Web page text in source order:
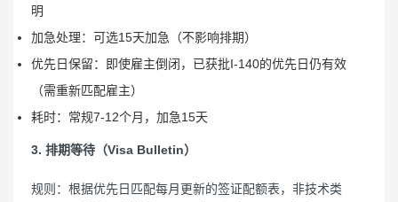
明
加急处理：可选15天加急（不影响排期）
优先日保留：即使雇主倒闭，已获批I-140的优先日仍有效
（需重新匹配雇主）
耗时：常规7-12个月，加急15天
3. 排期等待（Visa Bulletin）
规则：根据优先日匹配每月更新的签证配额表，非技术类